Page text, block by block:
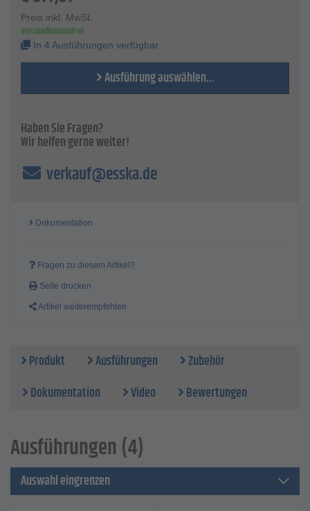
Maximale Betriebstemperatur: 50°C
Maximaler Betriebsüberdruck: 10 bar (145 psi)
Gewicht Lackierpistole: 293 g
Luftanschluss: G ¼
Preis inkl. MwSt.
versandkostenfrei
In 4 Ausführungen verfügbar
Ausführung auswählen...
Haben Sie Fragen?
Wir helfen gerne weiter!
verkauf@esska.de
Dokumentation
Fragen zu diesem Artikel?
Seite drucken
Artikel weiterempfehlen
Produkt Ausführungen
Zubehör
Dokumentation
Video Bewertungen
Ausführungen (4)
Auswahl eingrenzen